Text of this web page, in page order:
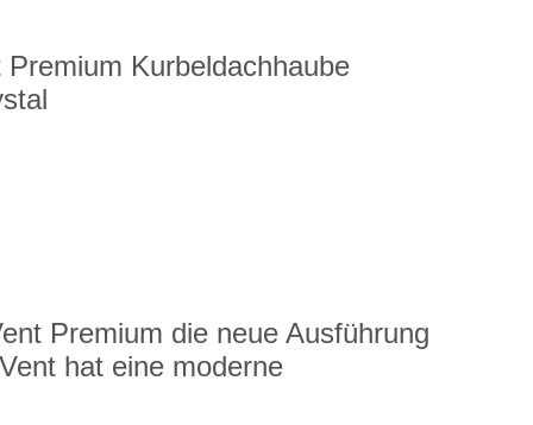
Kurbeldachhaube
Premium die neue Ausführung
hat eine moderne